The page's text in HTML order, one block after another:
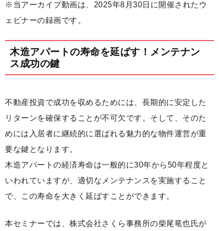
※当アーカイブ動画は、2025年8月30日に開催されたウ
ェビナーの録画です。
木造アパートの寿命を延ばす！メンテナン
ス成功の鍵
不動産投資で成功を収めるためには、長期的に安定した
リターンを確保することが不可欠です。そして、そのた
めには入居者に継続的に選ばれる魅力的な物件運営が重
要な鍵となります。
木造アパートの経済寿命は一般的に30年から50年程度と
いわれていますが、適切なメンテナンスを実施すること
で、この寿命を大きく延ばすことができます。
本セミナーでは、株式会社さくら事務所の柴尾竜也氏が